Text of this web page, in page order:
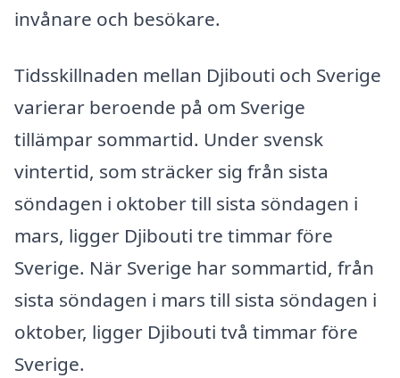
invånare och besökare.
Tidsskillnaden mellan Djibouti och Sverige
varierar beroende på om Sverige
tillämpar sommartid. Under svensk
vintertid, som sträcker sig från sista
söndagen i oktober till sista söndagen i
mars, ligger Djibouti tre timmar före
Sverige. När Sverige har sommartid, från
sista söndagen i mars till sista söndagen i
oktober, ligger Djibouti två timmar före
Sverige.